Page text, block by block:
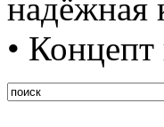
надёжная
•